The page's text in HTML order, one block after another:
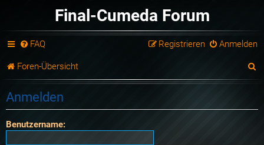
Final-Cumeda Forum
FAQ Anmelden
Registrieren
Foren-Übersicht
Anmelden
Benutzername: